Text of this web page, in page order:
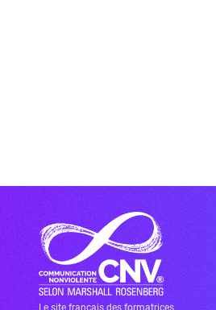
Le site français des formatrices